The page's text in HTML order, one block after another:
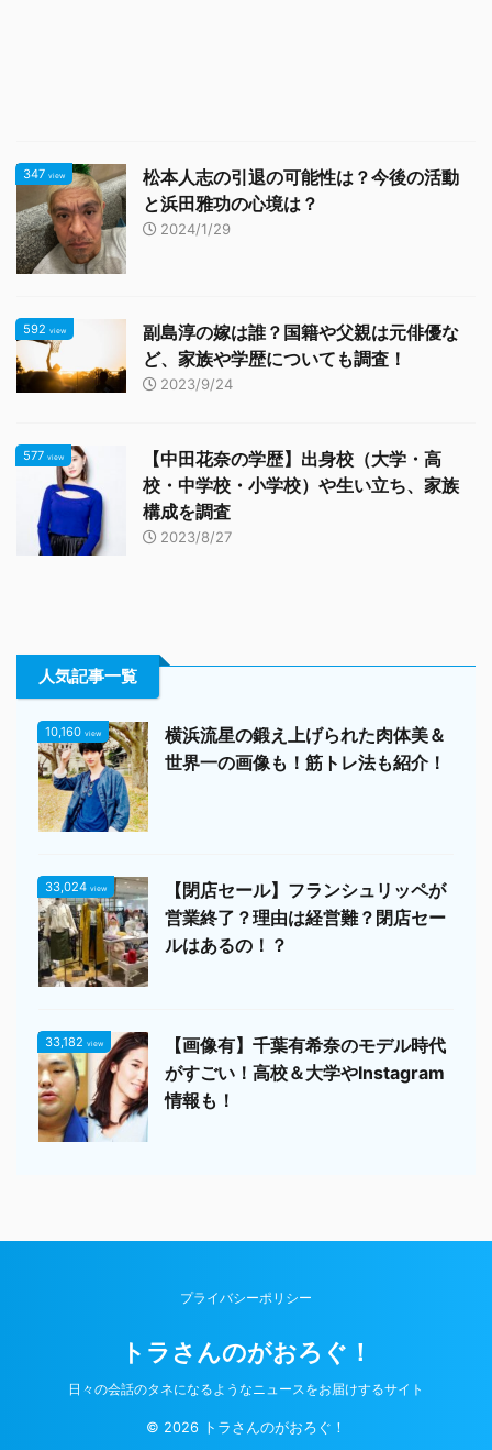
347 view
松本人志の引退の可能性は？今後の活動
と浜田雅功の心境は？
2024/1/29
592 view
副島淳の嫁は誰？国籍や父親は元俳優な
ど、家族や学歴についても調査！
2023/9/24
577 view
【中田花奈の学歴】出身校（大学・高
校・中学校・小学校）や生い立ち、家族
構成を調査
2023/8/27
人気記事一覧
10,160 view
横浜流星の鍛え上げられた肉体美＆
世界一の画像も！筋トレ法も紹介！
33,024 view
【閉店セール】フランシュリッペが
営業終了？理由は経営難？閉店セー
ルはあるの！？
33,182 view
【画像有】千葉有希奈のモデル時代
がすごい！高校＆大学やInstagram
情報も！
プライバシーポリシー
トラさんのがおろぐ！
日々の会話のタネになるようなニュースをお届けするサイト
© 2026 トラさんのがおろぐ！